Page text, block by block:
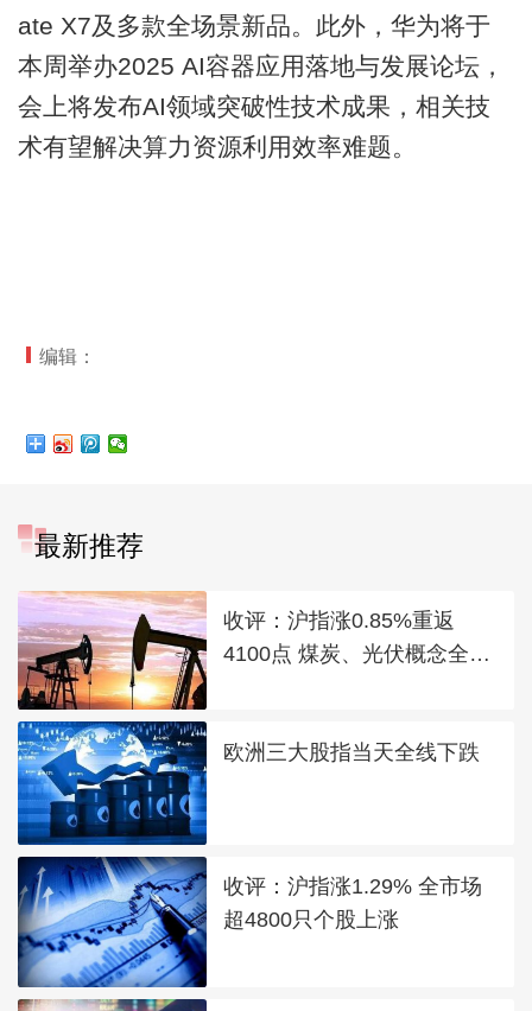
ate X7及多款全场景新品。此外，华为将于
本周举办2025 AI容器应用落地与发展论坛，
会上将发布AI领域突破性技术成果，相关技
术有望解决算力资源利用效率难题。
编辑：
最新推荐
收评：沪指涨0.85%重返
4100点 煤炭、光伏概念全线
欧洲三大股指当天全线下跌
收评：沪指涨1.29% 全市场
超4800只个股上涨